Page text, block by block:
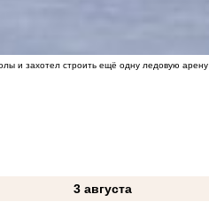
и захотел строить ещё одну ледовую арену
3 августа